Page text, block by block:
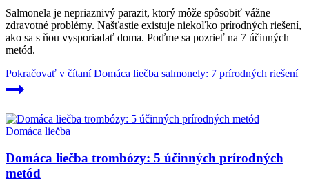
Salmonela je nepriaznivý parazit, ktorý môže spôsobiť vážne
zdravotné problémy. Našťastie existuje niekoľko prírodných riešení,
ako sa s ňou vysporiadať doma. Poďme sa pozrieť na 7 účinných
metód.
Pokračovať v čítaníDomáca liečba salmonely: 7 prírodných riešení
Domáca liečba
Domáca liečba trombózy: 5 účinných prírodných
metód